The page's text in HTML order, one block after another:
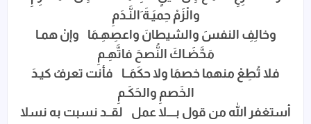
والْزَمْ حِميَـةَ َالنَّـدَمِ
وخالِفِ النفسَ والشيطانَ واعصِهِـمَا وإنْ همـا
مَحَّضَـاكَ النُّصحَ فاتَّهِـمِ
فلا تُطِعْ منهما خصمَا ولا حكَمَــا فأنت تعرفُ كيـدَ
الخَصمِ والحَكَـمِ
أستغفر الله من قول بــــلا عمل لقــد نسبت به نسلا